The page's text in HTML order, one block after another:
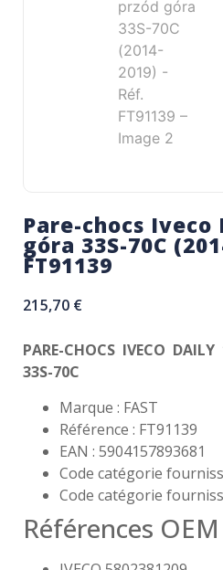
Pare-chocs Iveco
góra 33S-70C
FT91139
215,70 €
PARE-CHOCS IVECO
33S-70C
Marque : FAST
Référence : FT91139
EAN : 5904157893681
Code catégorie
Code catégorie
Références